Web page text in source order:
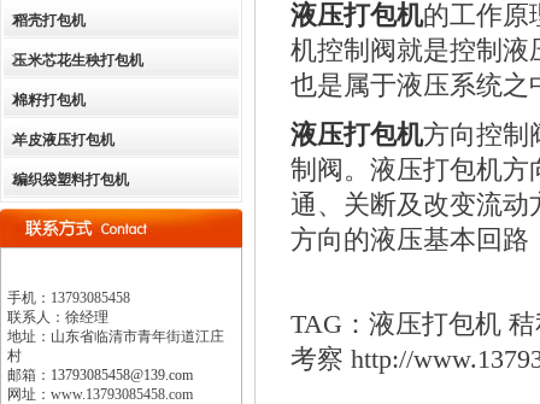
稻壳打包机
玉米芯花生秧打包机
棉籽打包机
羊皮液压打包机
编织袋塑料打包机
手机： 13793085458
联系人：徐经理
地址： 山东省临清市青年街道江庄
村
邮箱： 13793085458@139.com
网址：www.13793085458.com
液压打包机的工作原
机控制阀就是控制液
也是属于液压系统之
液压打包机方向控制
制阀。液压打包机方
通、关断及改变流动
方向的液压基本回路
TAG：液压打包机
考察 http://